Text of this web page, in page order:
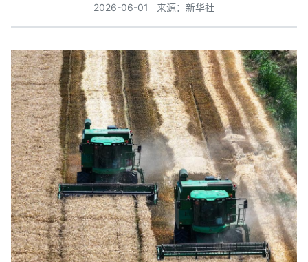
2026-06-01 来源：新华社